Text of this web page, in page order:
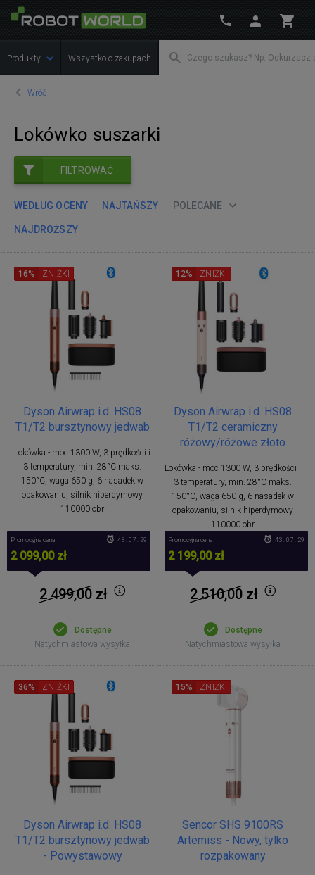
Produkty Wszystko o zakupach
Wróć
Lokówko suszarki
FILTROWAĆ
WEDŁUG OCENY NAJTAŃSZY POLECANE
NAJDROŻSZY
Dyson Airwrap i.d. HS08
T1/T2 bursztynowy jedwab
Lokówka - moc 1300 W, 3 prędkości i
3 temperatury, min. 28°C maks.
150°C, waga 650 g, 6 nasadek w
opakowaniu, silnik hiperdymowy
110000 obr
16% ZNIŻKI
Promocyjna cena
2 099,00 zł
43 : 07 : 28
2 499,00zł
Dostępne
Natychmiastowa wysyłka
Dyson Airwrap i.d. HS08
T1/T2 ceramiczny
różowy/różowe złoto
Lokówka - moc 1300 W, 3 prędkości i
3 temperatury, min. 28°C maks.
150°C, waga 650 g, 6 nasadek w
opakowaniu, silnik hiperdymowy
110000 obr
12% ZNIŻKI
Promocyjna cena
2 199,00 zł
43 : 07 : 28
2 510,00zł
Dostępne
Natychmiastowa wysyłka
Dyson Airwrap i.d. HS08
T1/T2 bursztynowy jedwab
- Powystawowy
36% ZNIŻKI
Sencor SHS 9100RS
Artemiss - Nowy, tylko
rozpakowany
15% ZNIŻKI